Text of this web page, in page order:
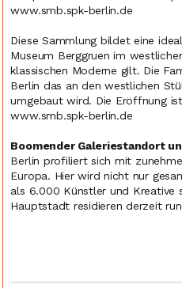
www.smb.spk-berlin.de
Diese Sammlung bildet eine
Museum Berggruen im
klassischen Moderne gilt. Die
Berlin das an den westlichen
umgebaut wird. Die Eröffnung
www.smb.spk-berlin.de
Boomender Galeriestandort
Berlin profiliert sich mit
Europa. Hier wird nicht nur
als 6.000 Künstler und Kreative
Hauptstadt residieren derzeit